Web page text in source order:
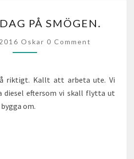
K
E
D
G
P
PÅ SMÖGEN.
Oskar C
O
N
T
S
0 Comment
riktigt. Kallt att arbeta ute. Vi
eftersom vi skall flytta ut
om.